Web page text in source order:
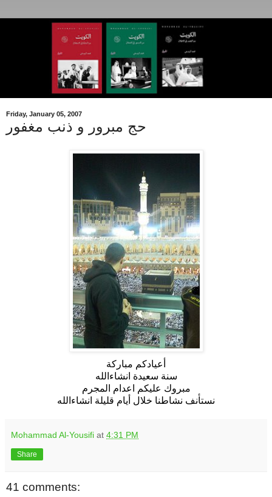
Friday, January 05, 2007
حج مبرور و ذنب مغفور
أعيادكم مباركة
سنة سعيدة انشاءالله
مبروك عليكم اعدام المجرم
نستأنف نشاطنا خلال أيام قليلة انشاءالله
Mohammad Al-Yousifi at 4:31 PM
Share
41 comments: